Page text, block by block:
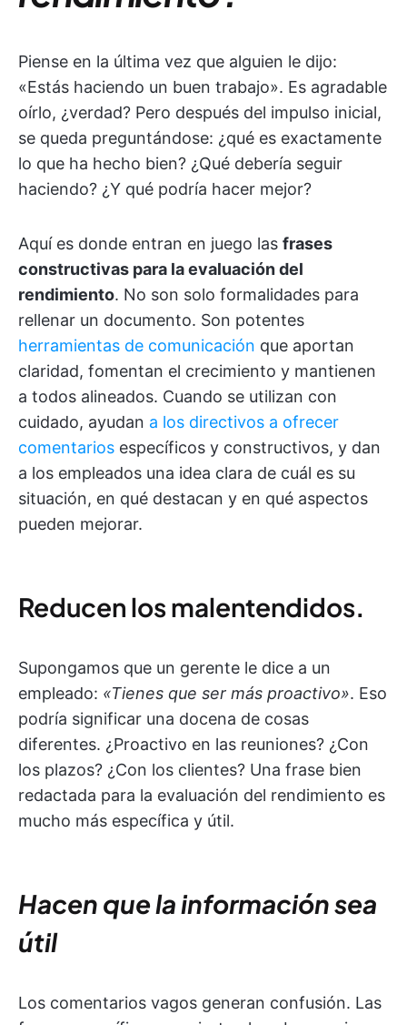
Piense en la última vez que alguien le dijo:
«Estás haciendo un buen trabajo». Es agradable
oírlo, ¿verdad? Pero después del impulso inicial,
se queda preguntándose: ¿qué es exactamente
lo que ha hecho bien? ¿Qué debería seguir
haciendo? ¿Y qué podría hacer mejor?
Aquí es donde entran en juego las frases
constructivas para la evaluación del
rendimiento. No son solo formalidades para
rellenar un documento. Son potentes
herramientas de comunicación que aportan
claridad, fomentan el crecimiento y mantienen
a todos alineados. Cuando se utilizan con
cuidado, ayudan a los directivos a ofrecer
comentarios específicos y constructivos, y dan
a los empleados una idea clara de cuál es su
situación, en qué destacan y en qué aspectos
pueden mejorar.
Reducen los malentendidos.
Supongamos que un gerente le dice a un
empleado: «Tienes que ser más proactivo». Eso
podría significar una docena de cosas
diferentes. ¿Proactivo en las reuniones? ¿Con
los plazos? ¿Con los clientes? Una frase bien
redactada para la evaluación del rendimiento es
mucho más específica y útil.
Hacen que la información sea
útil
Los comentarios vagos generan confusión. Las